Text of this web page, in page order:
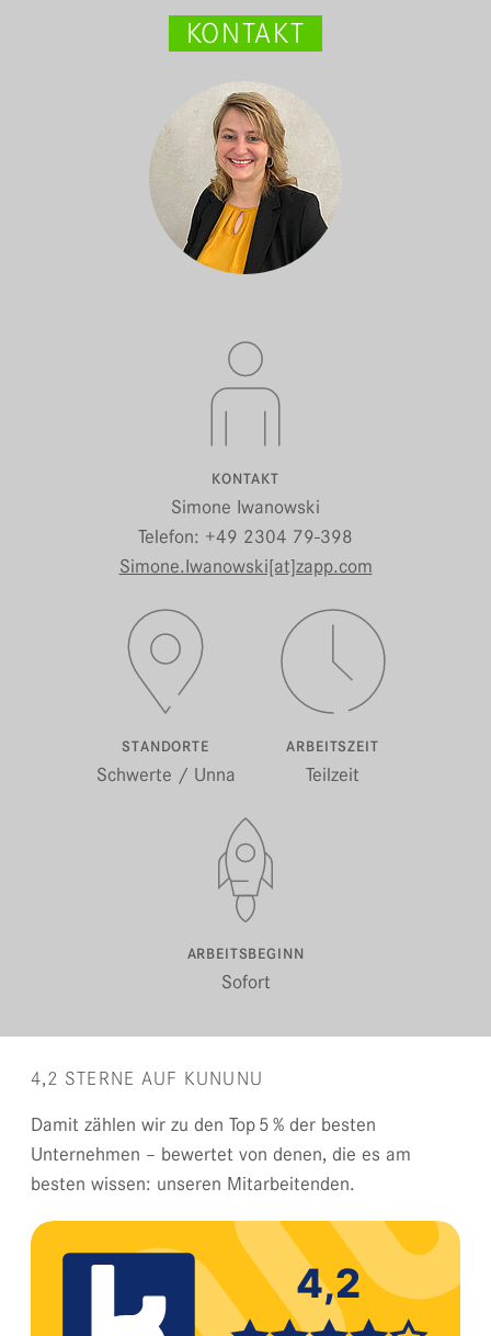
KONTAKT
KONTAKT
Simone Iwanowski
Telefon: +49 2304 79-398
Simone.Iwanowski[at]zapp.com
STANDORTE
Schwerte / Unna
ARBEITSZEIT
Teilzeit
ARBEITSBEGINN
Sofort
4,2 STERNE AUF KUNUNU
Damit zählen wir zu den Top 5 % der besten
Unternehmen – bewertet von denen, die es am
besten wissen: unseren Mitarbeitenden.